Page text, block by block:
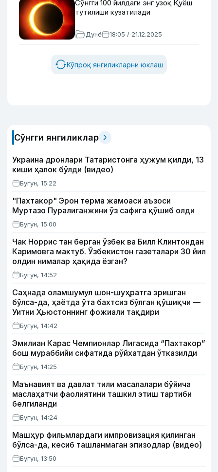
Сўнгги 100 йилдаги энг узоқ Қуёш
тутилиши кузатилади
Дунё 18:05 / 21.12.2025
Кўпроқ янгиликларни юклаш
Сўнгги янгиликлар
Украина дронлари Татаристонга ҳужум қилди, 13
киши ҳалок бўлди (видео)
Бугун, 15:22
"Пахтакор" Эрон терма жамоаси аъзоси
Муртазо Пуралиганжини ўз сафига қўшиб олди
Бугун, 15:00
Чак Норрис тан берган ўзбек ва Билл Клинтондан
Каримовга мактуб. Ўзбекистон газеталари 30 йил
олдин нималар ҳақида ёзган?
Бугун, 14:52
Саҳнада оламшумул шон-шуҳратга эришган
бўлса-да, ҳаётда ўта бахтсиз бўлган қўшиқчи —
Уитни Ҳьюстоннинг фожиали тақдири
Бугун, 14:42
Эмилиан Карас Чемпионлар Лигасида “Пахтакор”
бош мураббийи сифатида рўйхатдан ўтказилди
Бугун, 14:25
Маънавият ва давлат тили масалалари бўйича
маслаҳатчи фаолиятини ташкил этиш тартиби
белгиланди
Бугун, 14:24
Машҳур фильмлардаги импровизация қилинган
бўлса-да, кесиб ташланмаган эпизодлар (видео)
Бугун, 13:50